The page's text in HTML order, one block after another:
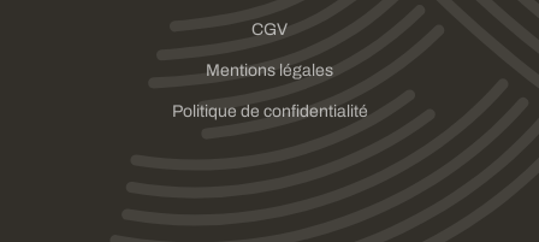
CGV
Mentions légales
Politique de confidentialité